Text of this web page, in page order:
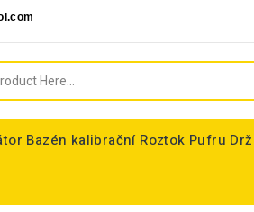
Bazén kalibrační Roztok Pufru